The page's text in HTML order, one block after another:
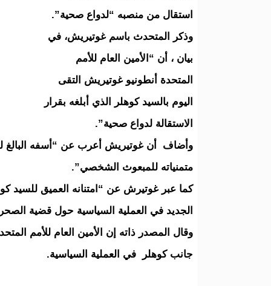
استقال من منصبه “لدواع صحية”.
وذكر المتحدث باسم غوتيريش، في
بيان ، أن “الأمين العام للأمم
المتحدة أنطونيو غوتيريش التقى
اليوم بالسيد كوهلر الذي أبلغه بقرار
الاستقالة لدواع صحية”.
وأضاف أن غوتيريش أعرب عن “أسفه البالغ
متمنياته للمبعوث الشخصي”.
كما عبر غوتيرش عن “امتنانه العميق للسيد
الجديد في العملية السياسية حول قضية
وقال المصدر ذاته إن الأمين العام للأمم
جانب كوهلر في العملية السياسية.